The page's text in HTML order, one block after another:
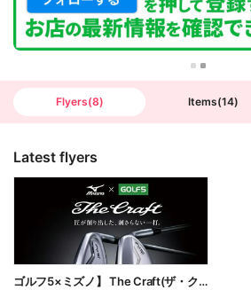
Flyers(8) Items(14)
Latest flyers
ゴルフ5×ミズノ】 The Craft(ザ・クラフト)匠が削り出した、刺さらない一打。